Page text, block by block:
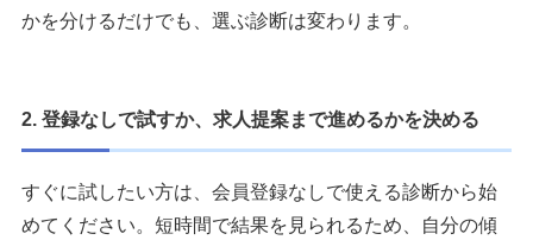
かを分けるだけでも、選ぶ診断は変わります。
2. 登録なしで試すか、求人提案まで進めるかを決める
すぐに試したい方は、会員登録なしで使える診断から始
めてください。短時間で結果を見られるため、自分の傾